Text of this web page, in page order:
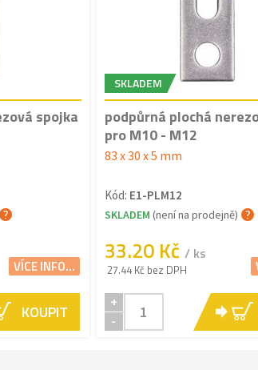
spojka
VÍCE INFO...
KOUPIT
SKLADEM
podpůrná plochá
pro M10 - M12
83 x 30 x 5 mm
Kód: E1-PLM12
SKLADEM (není na prodejně)
33.20 Kč / ks
27.44 Kč bez DPH
+
-